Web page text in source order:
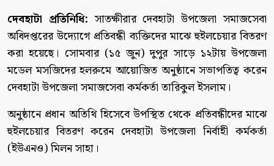
দেবহাটা প্রতিনিধি: সাতক্ষীরার দেবহাটা উপজেলা সমাজসেবা
অধিদপ্তরের উদ্যোগে প্রতিবন্ধী ব্যক্তিদের মাঝে হুইলচেয়ার বিতরণ
করা হয়েছে। সোমবার (১৫ জুন) দুপুর সাড়ে ১২টায় উপজেলা
মডেল মসজিদের হলরুমে আয়োজিত অনুষ্ঠানে সভাপতিত্ব করেন
দেবহাটা উপজেলা সমাজসেবা কর্মকর্তা তারিকুল ইসলাম।
অনুষ্ঠানে প্রধান অতিথি হিসেবে উপস্থিত থেকে প্রতিবন্ধীদের মাঝে
হুইলচেয়ার বিতরণ করেন দেবহাটা উপজেলা নির্বাহী কর্মকর্তা
(ইউএনও) মিলন সাহা।